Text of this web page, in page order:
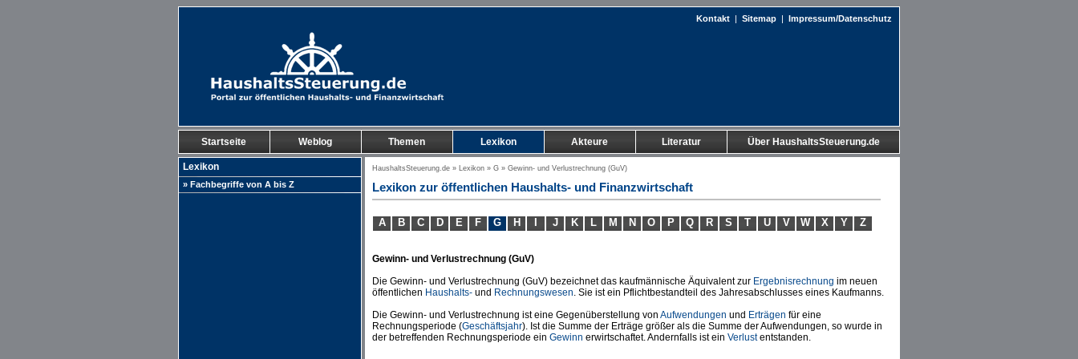
Kontakt | Sitemap | Impressum/Datenschutz
Startseite Weblog Themen Lexikon Akteure Literatur Über HaushaltsSteuerung.de
Lexikon
» Fachbegriffe von A bis Z
HaushaltsSteuerung.de » Lexikon » G » Gewinn- und Verlustrechnung (GuV)
Lexikon zur öffentlichen Haushalts- und Finanzwirtschaft
A B C D E F G H J K L M N O P Q R S T U V W X Y Z
Gewinn- und Verlustrechnung (GuV)
Die Gewinn- und Verlustrechnung (GuV) bezeichnet das kaufmännische Äquivalent zur Ergebnisrechnung im neuen
öffentlichen Haushalts- und Rechnungswesen. Sie ist ein Pflichtbestandteil des Jahresabschlusses eines Kaufmanns.
Die Gewinn- und Verlustrechnung ist eine Gegenüberstellung von Aufwendungen und Erträgen für eine
Rechnungsperiode (Geschäftsjahr). Ist die Summe der Erträge größer als die Summe der Aufwendungen, so wurde in
der betreffenden Rechnungsperiode ein Gewinn erwirtschaftet. Andernfalls ist ein Verlustentstanden.